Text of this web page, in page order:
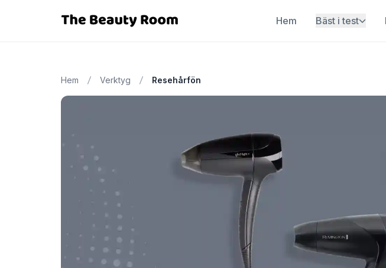
Hem Bäst i test
Hem Verktyg Resehårfön